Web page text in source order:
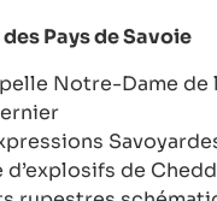
Pays de Savoie
Notre-Dame de
d’explosifs de